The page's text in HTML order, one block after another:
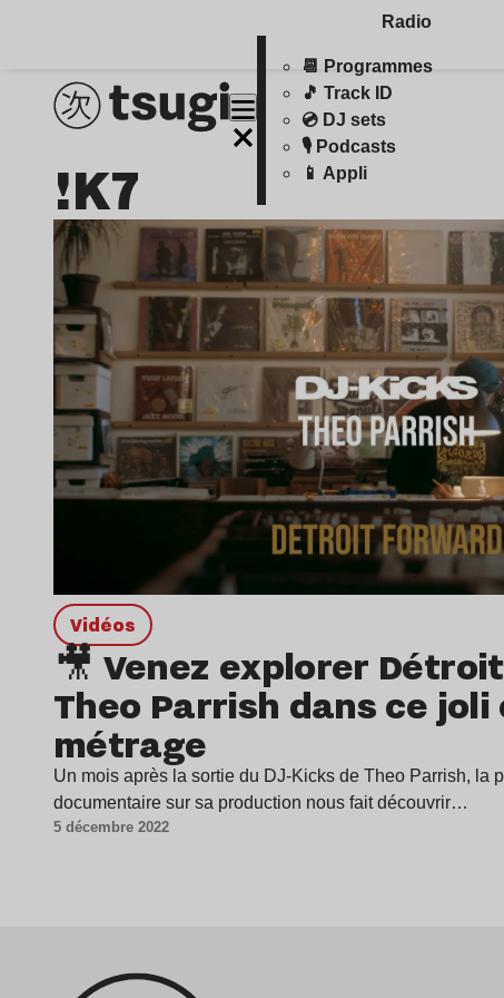
Radio
📆 Programmes
🎵 Track ID
💿 DJ sets
🎙️ Podcasts
📱 Appli
!K7
Vidéos
🎥 Venez explorer
Theo Parrish dans ce
métrage
Un mois après la sortie du DJ-Kicks de Theo Parrish, la
documentaire sur sa production nous fait découvrir…
5 décembre 2022